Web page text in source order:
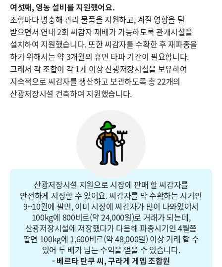
여섯째, 영농 설비를 지원했어요.
조합마다 병충해 관리 물품을 지원하고, 계절 영향을 덜
받으면서 연내 2회 씨감자 재배가 가능하도록 관개시설을
설치하여 지원했습니다. 또한 씨감자를 수확한 후 재파종을
하기 위해서는 약 3개월의 휴면 타파 기간이 필요합니다.
그래서 각 조합이 각 1개 이상 산광저장시설을 보유하여
지속적으로 씨감자를 생산하고 보관하도록 총 22개의
산광저장시설 건축하여 지원했습니다.
산광저장시설 지원으로 시장에 판매 할 씨감자를
안전하게 저장할 수 있어요. 씨감자를 막 수확하는 시기인
9~10월에 팔면, 이미 시장에 씨감자가 많이 나와있어서
100kg에 800비르(약 24,000원)로 거래가 되는데,
산광저장시설에 저장했다가 다음해 파종시기인 4월쯤
팔면 100kg에 1,600비르(약 48,000원) 이상 거래 할 수
있어 두 배가 넘는 수익을 얻을 수 있습니다.
- 베르타 탄쿠 씨, 구라게 게뎁 조합원